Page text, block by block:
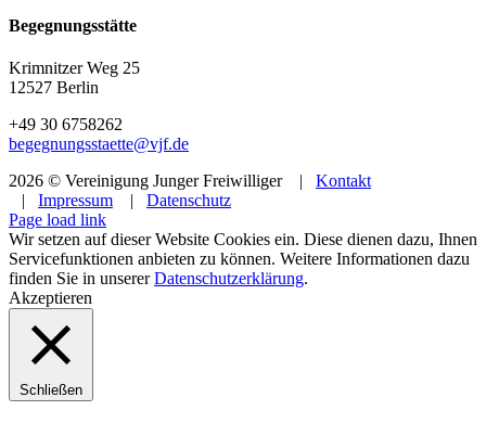
Begegnungsstätte
Krimnitzer Weg 25
12527 Berlin
+49 30 6758262
begegnungsstaette@vjf.de
2026 © Vereinigung Junger Freiwilliger | Kontakt
| Impressum | Datenschutz
Facebook
Instagram
YouTube
Page load link
Wir setzen auf dieser Website Cookies ein. Diese dienen dazu, Ihnen
Servicefunktionen anbieten zu können. Weitere Informationen dazu
finden Sie in unsererDatenschutzerklärung.
Akzeptieren
Schließen